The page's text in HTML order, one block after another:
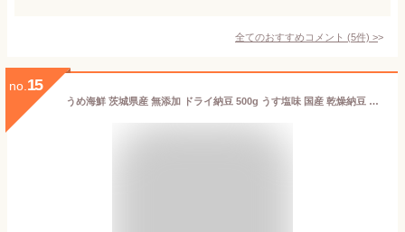
全てのおすすめコメント (5件) >
no. 15
うめ海鮮 茨城県産 無添加 ドライ納豆 500g うす塩味 国産 乾燥納豆 納豆 お菓子 おやつ おつまみ なっとう おつまみ